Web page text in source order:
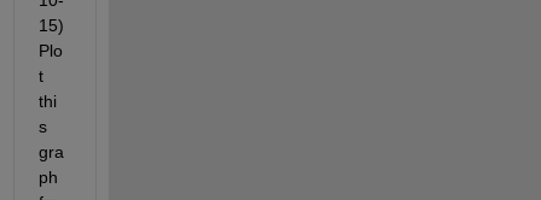
15)
Plo
t
thi
s
gra
ph